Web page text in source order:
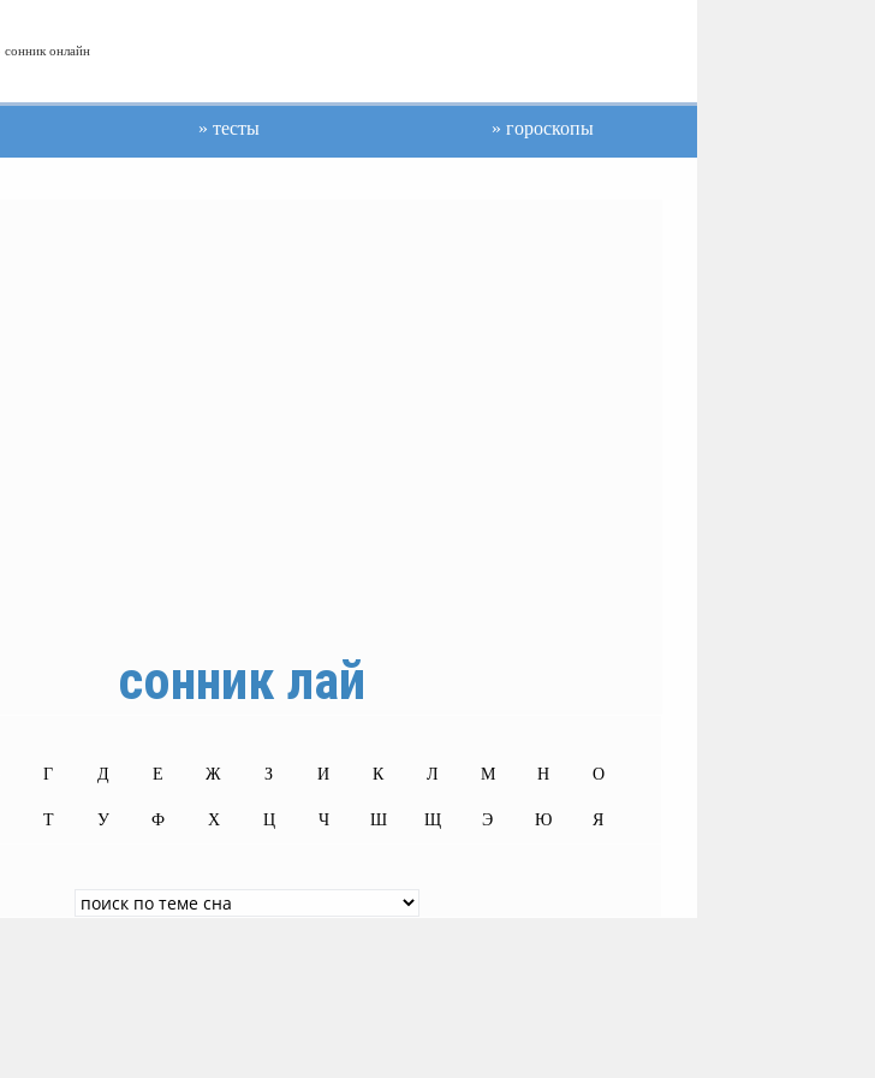
сонник онлайн
тесты гороскопы
сонник лай
Г Д Е Ж
Т У Ф Х
З И К Л М Н О
Ц Ч Ш Щ Э Ю Я